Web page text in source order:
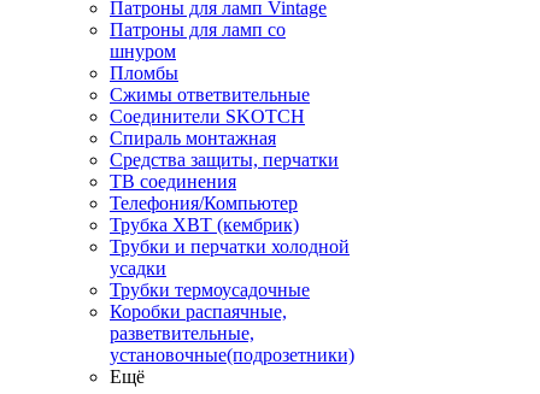
Патроны для ламп Vintage
Патроны для ламп со
шнуром
Пломбы
Сжимы ответвительные
Соединители SKOTCH
Спираль монтажная
Средства защиты, перчатки
ТВ соединения
Телефония/Компьютер
Трубка ХВТ (кембрик)
Трубки и перчатки холодной
усадки
Трубки термоусадочные
Коробки распаячные,
разветвительные,
установочные(подрозетники)
Ещё